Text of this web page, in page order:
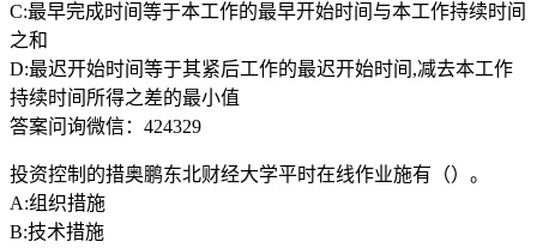
C:最早完成时间等于本工作的最早开始时间与本工作持续时间
之和
D:最迟开始时间等于其紧后工作的最迟开始时间,减去本工作
持续时间所得之差的最小值
答案问询微信：424329
投资控制的措奥鹏东北财经大学平时在线作业施有（）。
A:组织措施
B:技术措施